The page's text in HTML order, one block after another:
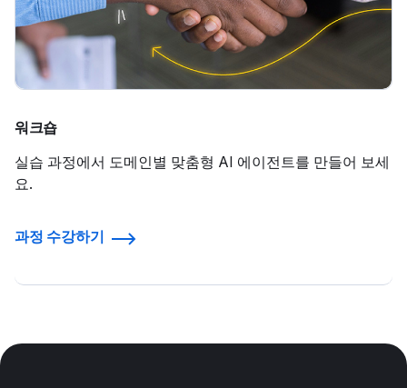
워크숍
실습 과정에서 도메인별 맞춤형 AI 에이전트를 만들어 보세
요.
과정 수강하기